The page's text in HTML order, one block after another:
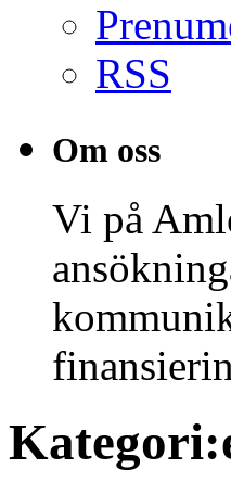
RSS
Om oss
Vi på